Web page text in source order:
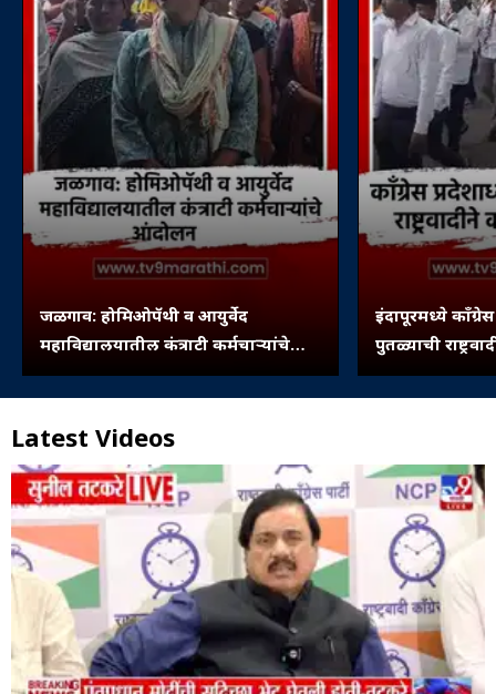
जळगाव: होमिओपॅथी व आयुर्वेद
महाविद्यालयातील कंत्राटी कर्मचाऱ्यांचे
आंदोलन
इंदापूरमध्ये काँग्रेस
पुतळ्याची
Latest Videos